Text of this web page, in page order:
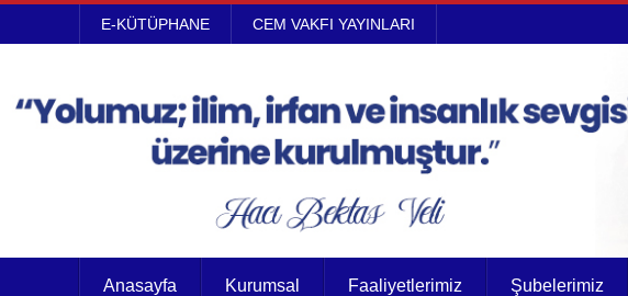
E-KÜTÜPHANE CEM VAKFI YAYINLARI
Anasayfa Kurumsal Faaliyetlerimiz Şubelerimiz